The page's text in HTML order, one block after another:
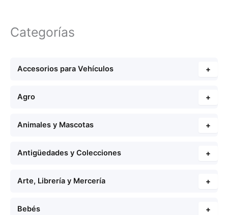
Categorías
Accesorios para Vehículos +
Agro +
Animales y Mascotas +
Antigüedades y Colecciones +
Arte, Librería y Mercería +
Bebés +